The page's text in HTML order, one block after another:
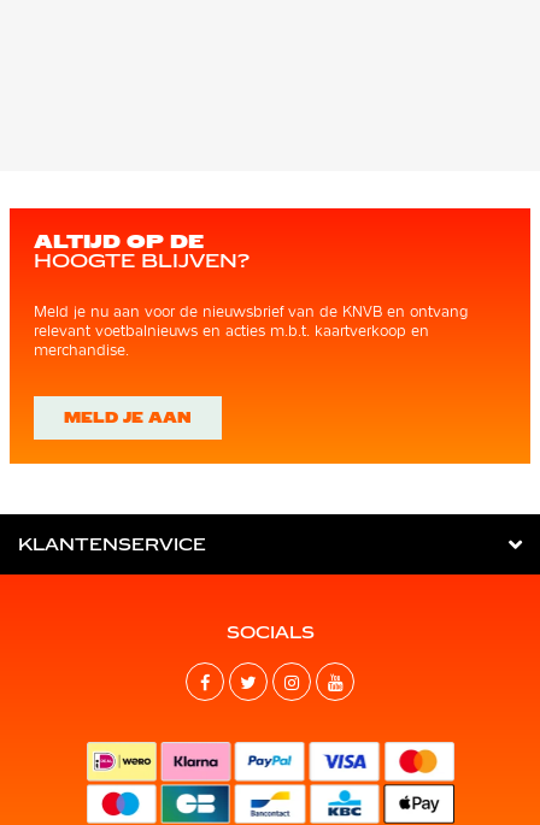
ALTIJD OP DE
HOOGTE BLIJVEN?
Meld je nu aan voor de nieuwsbrief van de KNVB en ontvang
relevant voetbalnieuws en acties m.b.t. kaartverkoop en
merchandise.
MELD JE AAN
KLANTENSERVICE
SOCIALS